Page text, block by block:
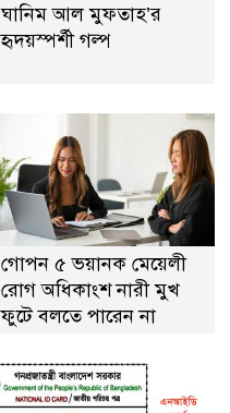
ঘানিম আল মুফতাহ’র
হৃদয়স্পর্শী গল্প
গোপন ৫ ভয়ানক মেয়েলী
রোগ অধিকাংশ নারী মুখ
ফুটে বলতে পারেন না